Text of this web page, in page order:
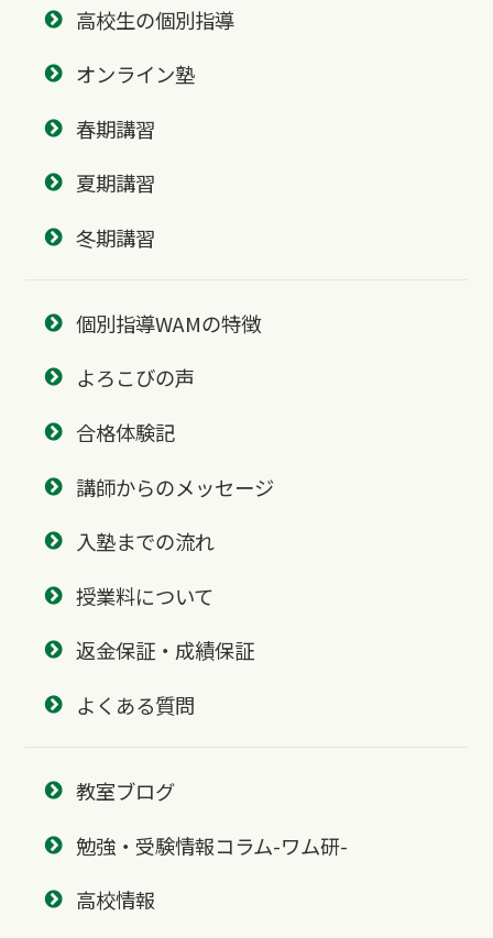
高校生の個別指導
オンライン塾
春期講習
夏期講習
冬期講習
個別指導WAMの特徴
よろこびの声
合格体験記
講師からのメッセージ
入塾までの流れ
授業料について
返金保証・成績保証
よくある質問
教室ブログ
勉強・受験情報コラム-ワム研-
高校情報